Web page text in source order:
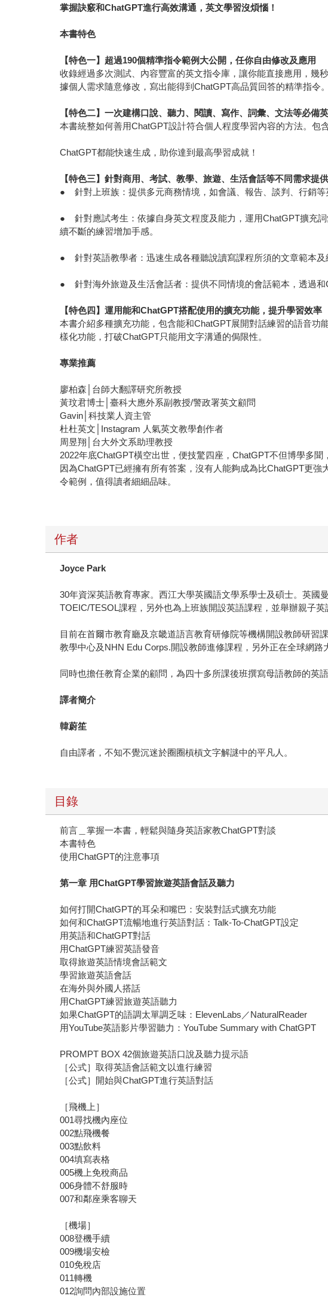
掌握訣竅和ChatGPT進行高效溝通，英文學習沒煩惱！
本書特色
【特色一】超過190個精準指令範例大公開，任你自由修改及應用
收錄經過多次測試、內容豐富的英文指令庫，讓你能直接應用，幾
據個人需求隨意修改，寫出能得到ChatGPT高品質回答的精準指令。
【特色二】一次建構口說、聽力、閱讀、寫作、詞彙、文法等必備
本書統整如何善用ChatGPT設計符合個人程度學習內容的方法。包
ChatGPT都能快速生成，助你達到最高學習成就！
【特色三】針對商用、考試、教學、旅遊、生活會話等不同需求提
● 針對上班族：提供多元商務情境，如會議、報告、談判、行銷等
● 針對應試考生：依據自身英文程度及能力，運用ChatGPT擴充
續不斷的練習增加手感。
● 針對英語教學者：迅速生成各種聽說讀寫課程所須的文章範本及
● 針對海外旅遊及生活會話者：提供不同情境的會話範本，透過和
【特色四】運用能和ChatGPT搭配使用的擴充功能，提升學習效率
本書介紹多種擴充功能，包含能和ChatGPT展開對話練習的語音
樣化功能，打破ChatGPT只能用文字溝通的侷限性。
專業推薦
廖柏森│台師大翻譯研究所教授
黃玟君博士│臺科大應外系副教授/警政署英文顧問
Gavin│科技業人資主管
杜杜英文│Instagram 人氣英文教學創作者
周昱翔│台大外文系助理教授
2022年底ChatGPT橫空出世，便技驚四座，ChatGPT不但博學多
因為ChatGPT已經擁有所有答案，沒有人能夠成為比ChatGPT更
令範例，值得讀者細細品味。
作者
Joyce Park
30年資深英語教育專家。西江大學英國語文學系學士及碩士。英國
TOEIC/TESOL課程，另外也為上班族開設英語課程，並舉辦親子英
目前在首爾市教育廳及京畿道語言教育研修院等機構開設教師研習
教學中心及NHN Edu Corps.開設教師進修課程，另外正在全球網路
同時也擔任教育企業的顧問，為四十多所課後班撰寫母語教師的英
譯者簡介
韓蔚笙
自由譯者，不知不覺沉迷於圈圈槓槓文字解謎中的平凡人。
目錄
前言＿掌握一本書，輕鬆與隨身英語家教ChatGPT對談
本書特色
使用ChatGPT的注意事項
第一章 用ChatGPT學習旅遊英語會話及聽力
如何打開ChatGPT的耳朵和嘴巴：安裝對話式擴充功能
如何和ChatGPT流暢地進行英語對話：Talk-To-ChatGPT設定
用英語和ChatGPT對話
用ChatGPT練習英語發音
取得旅遊英語情境會話範文
學習旅遊英語會話
在海外與外國人搭話
用ChatGPT練習旅遊英語聽力
如果ChatGPT的語調太單調乏味：ElevenLabs／NaturalReader
用YouTube英語影片學習聽力：YouTube Summary with ChatGPT
PROMPT BOX 42個旅遊英語口說及聽力提示語
［公式］取得英語會話範文以進行練習
［公式］開始與ChatGPT進行英語對話
［飛機上］
001尋找機內座位
002點飛機餐
003點飲料
004填寫表格
005機上免稅商品
006身體不舒服時
007和鄰座乘客聊天
［機場］
008登機手續
009機場安檢
010免稅店
011轉機
012詢問內部設施位置